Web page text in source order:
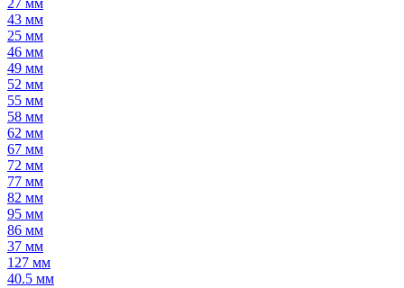
27 мм
43 мм
25 мм
46 мм
49 мм
52 мм
55 мм
58 мм
62 мм
67 мм
72 мм
77 мм
82 мм
95 мм
86 мм
37 мм
127 мм
40.5 мм